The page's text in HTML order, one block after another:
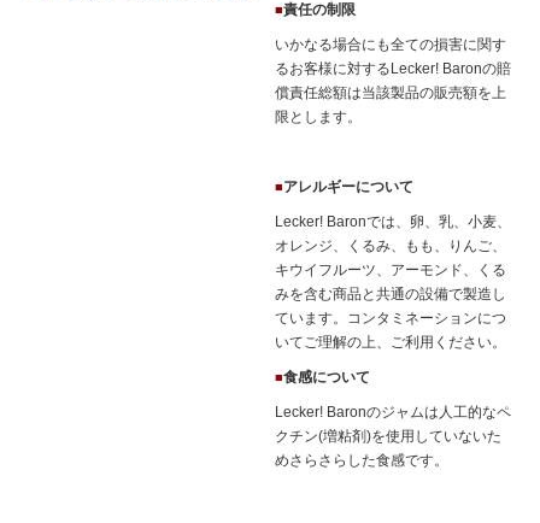
■責任の制限
いかなる場合にも全ての損害に関す
るお客様に対するLecker! Baronの賠
償責任総額は当該製品の販売額を上
限とします。
■アレルギーについて
Lecker! Baronでは、卵、乳、小麦、
オレンジ、くるみ、もも、りんご、
キウイフルーツ、アーモンド、くる
みを含む商品と共通の設備で製造し
ています。コンタミネーションにつ
いてご理解の上、ご利用ください。
■食感について
Lecker! Baronのジャムは人工的なペ
クチン(増粘剤)を使用していないた
めさらさらした食感です。